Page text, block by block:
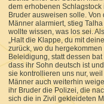
dem erhobenen
Bruder ausweisen solle.
Männer alarmiert, stieg
wollte wissen, was los sei.
„Halt die Klappe, du mit
zurück, wo du
Beleidigung, statt dessen
dass ihr Sohn deutsch ist
sie kontrollieren uns nur,
Männer auch weiterhin
ihr Bruder die Polizei, die
sich die in Zivil gekleideten